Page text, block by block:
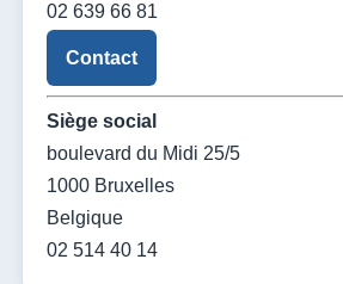
02 639 66 81
Contact
Siège social
boulevard du Midi 25/5
1000 Bruxelles
Belgique
02 514 40 14